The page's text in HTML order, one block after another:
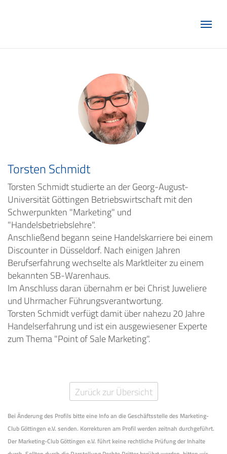
Torsten Schmidt
Torsten Schmidt studierte an der Georg-August-
Universität Göttingen Betriebswirtschaft mit den
Schwerpunkten "Marketing" und
"Handelsbetriebslehre".
Anschließend begann seine Handelskarriere bei einem
Discounter in Düsseldorf. Nach einigen Jahren
Berufserfahrung wechselte als Marktleiter zu einem
bekannten SB-Warenhaus.
Im Anschluss daran übernahm er bei Christ Juweliere
und Uhrmacher Führungsverantwortung.
Torsten Schmidt verfügt damit über nahezu 20 Jahre
Handelserfahrung und ist ein ausgewiesener Experte
zum Thema "Point of Sale Marketing".
Zurück zur Übersicht
Bei Änderung des Profils bitte eine Info an die Geschäftsstelle des Marketing-
Club Göttingen e.V. senden. Korrekturen am Profil werden zeitnah durchgeführt.
Der Marketing-Club Göttingen e.V. führt keine rechtliche Prüfung der Inhalte